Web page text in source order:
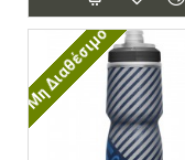
Μη Διαθέσιμο